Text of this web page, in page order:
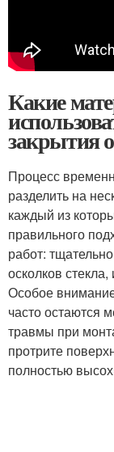
Какие
закрытия
Процесс
разделить на
каждый из
правильного
работ:
осколков
Особое
часто остаются
травмы при
протрите
полностью